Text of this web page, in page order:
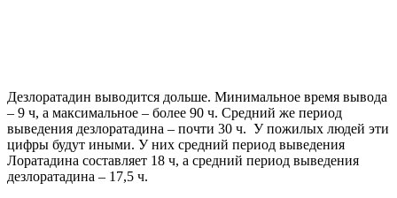
Дезлоратадин выводится дольше. Минимальное время вывода
– 9 ч, а максимальное – более 90 ч. Средний же период
выведения дезлоратадина – почти 30 ч. У пожилых людей эти
цифры будут иными. У них средний период выведения
Лоратадина составляет 18 ч, а средний период выведения
дезлоратадина – 17,5 ч.